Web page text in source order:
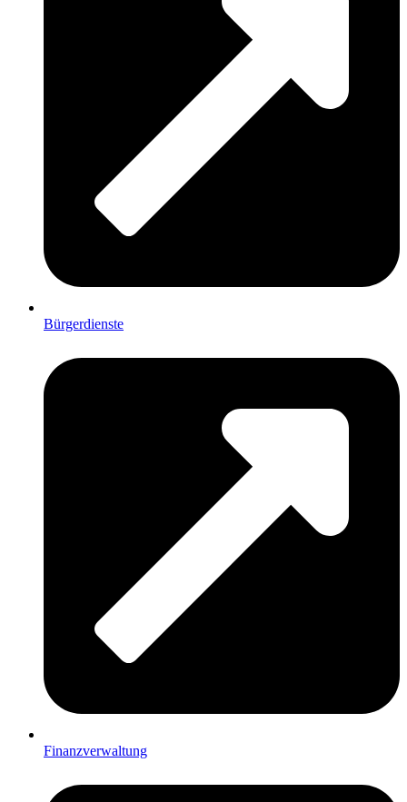
Bürgerdienste
Finanzverwaltung